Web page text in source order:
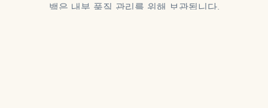
백은 내부 품질 관리를 위해 보관됩니다.